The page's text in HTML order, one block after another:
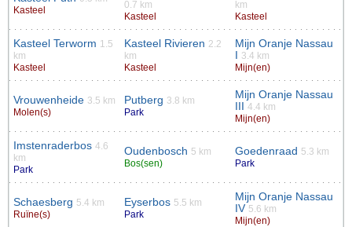
Kasteel
0.7 km
Kasteel
km
Kasteel
Kasteel Terworm 1.5
km
Kasteel
Kasteel Rivieren 2.2
km
Kasteel
Mijn Oranje Nassau
3.4 km
Mijn(en)
Vrouwenheide 3.5 km
Molen(s)
Putberg 3.8 km
Park
Mijn Oranje Nassau
4.4 km
Mijn(en)
Imstenraderbos 4.6
km
Park
Oudenbosch 5 km
Bos(sen)
Goedenraad 5.3 km
Park
Schaesberg 5.4 km
Ruïne(s)
Eyserbos 5.5 km
Park
Mijn Oranje Nassau
IV 5.6 km
Mijn(en)